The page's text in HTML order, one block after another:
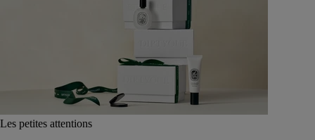
Les petites attentions